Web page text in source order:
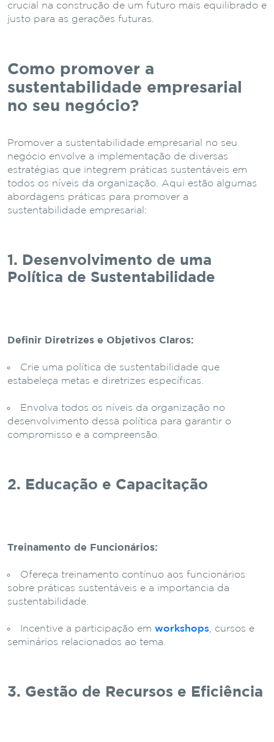
crucial na construção de um futuro mais equilibrado e
justo para as gerações futuras.
Como promover a
sustentabilidade empresarial
no seu negócio?
Promover a sustentabilidade empresarial no seu
negócio envolve a implementação de diversas
estratégias que integrem práticas sustentáveis em
todos os níveis da organização. Aqui estão algumas
abordagens práticas para promover a
sustentabilidade empresarial:
1. Desenvolvimento de uma
Política de Sustentabilidade
Definir Diretrizes e Objetivos Claros:
Crie uma política de sustentabilidade que
estabeleça metas e diretrizes específicas.
Envolva todos os níveis da organização no
desenvolvimento dessa política para garantir o
compromisso e a compreensão.
2. Educação e Capacitação
Treinamento de Funcionários:
Ofereça treinamento contínuo aos funcionários
sobre práticas sustentáveis e a importância da
sustentabilidade.
Incentive a participação em workshops , cursos e
seminários relacionados ao tema.
3. Gestão de Recursos e Eficiência